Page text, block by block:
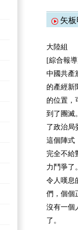
矢
大陸組
[綜合報
中國共產
的產經新
的位置，
到了團滅
了政治局
這個陣式
完全不給
力鬥爭了
令人嘆息
們，個個
沒有一個
了。